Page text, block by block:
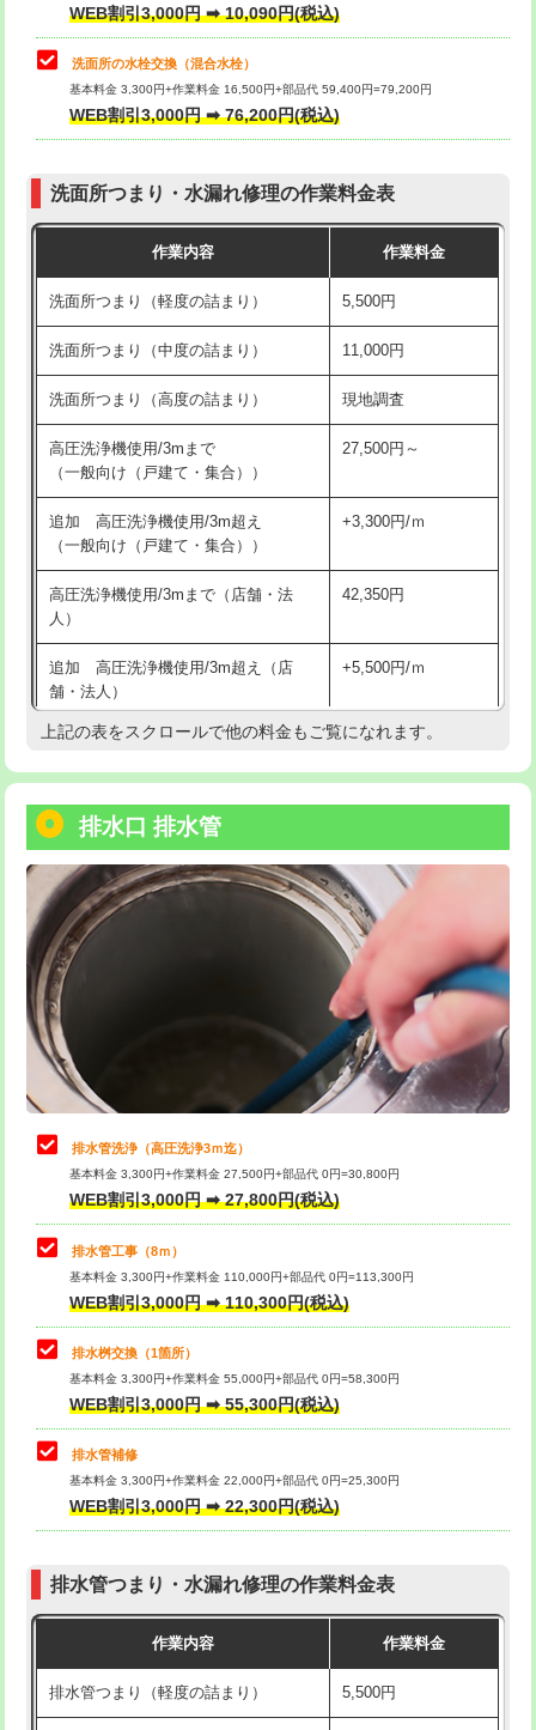
マス交換（土の掘削・埋め戻し作業）
マス交換（深さ50㎝未満）
マス交換（深さ50㎝以上）
モルタル補修（厚さ10㎝まで） 27,500円
モルタル補修（厚さ10㎝超え） 38,500円
洗面台設置 38,500円
バスタブ設置 現場見積
追加人工 16,500円
廃棄・処分
※給水管工事は20mmまでの価格です。
交換・取付(単水栓（壁付・デッキ
式）)
交換・取付(混合水栓（壁付・デッキ
式・ワンホール）)
16,500円+材料費
（P/S/ポップアップ））
交換・取付（その他部品） 11,000円+材料費
持込商品取付（単水栓） 13,200円
持込商品取付（混合水栓） 16,500円
持込商品取付（浄水器・分岐水栓） 16,500円
給水管工事※（ホール加工) 16,500円
給水管工事※（バンド止め)
給水管工事※（支持金具設置) 5,500円
給水管工事※（保温材使用（バンド止
め込み）)
5,500円
給水管工事※（土の掘削・埋め戻し作
業)
11,000円
給水管工事※（塩ビ管（VP・HI）使
用/3ｍまで)
用（追加）/3ｍ超え)
給水管工事※（ライニング鋼管・銅
管・ポリ管・HT管使用/3ｍまで)
44,000円
給水管工事※（ライニング鋼管・銅
管・ポリ管・HT管使用/3ｍ超え)
+8,800円
排水管工事（土の掘削・埋め戻し作
業）
11,000円~
排水管工事（排水管工事/3ｍまで） 55,000円
排水管工事（追加 排水管工事/3ｍ超
え）
マス交換（土の掘削・埋め戻し作業）
マス交換（深さ50㎝未満）
マス交換（深さ50㎝以上） 66,000円
コンクリート斫り（厚さ10㎝まで）
コンクリート斫り（厚さ10㎝超え）
モルタル補修（厚さ10㎝まで）
モルタル補修（厚さ10㎝超え）
追加人工 16,500円
現場見積
※給水管工事は20mmまでの価格です。
WEB割引3,000円 ➡ 10,090円(税込)
洗面所の水栓交換（混合水栓）
基本料金 3,300円+作業料金 16,500円+部品代 59,400円=79,200円
WEB割引3,000円 ➡ 76,200円(税込)
洗面所つまり・水漏れ修理の作業料金表
作業内容 作業料金
洗面所つまり（軽度の詰まり） 5,500円
洗面所つまり（中度の詰まり） 11,000円
洗面所つまり（高度の詰まり） 現地調査
高圧洗浄機使用/3mまで
（一般向け（戸建て・集合））
27,500円～
追加 高圧洗浄機使用/3m超え
（一般向け（戸建て・集合））
+3,300円/ｍ
高圧洗浄機使用/3mまで（店舗・法
人）
42,350円
追加 高圧洗浄機使用/3m超え（店
舗・法人）
+5,500円/ｍ
高度高圧洗浄換 現地調査
トーラー機使用/3mまで
追加トーラー機使用/3m超え +3,300円
カメラ調査 33,000円
桝清掃 8,800円
止水・漏水調査・防水処理・清掃・修
理・調整・分解・加工など（軽作業）
11,000円
止水・漏水調査・防水処理・清掃・修
理・調整・分解・加工など（中作業）
22,000円
止水・漏水調査・防水処理・清掃・修
理・調整・分解・加工など（重作業）
33,000円
その他部品の脱着
交換・取付（タンク） 22,000円+材料費
交換・取付(単水栓（壁付・デッキ
式）)
交換・取付(混合水栓（壁付・デッキ
式・ワンホール）)
16,500円+材料費
交換・取付(排水栓・排水トラップ
交換・取付（その他部品） 11,000円+材料費
持込商品取付（単水栓） 13,200円
持込商品取付（混合水栓） 16,500円
持込商品取付（浄水器・分岐水栓） 16,500円
上記の表をスクロールで他の料金もご覧になれます。
排水口 排水管
排水管洗浄（高圧洗浄3ｍ迄）
基本料金 3,300円+作業料金 27,500円+部品代 0円=30,800円
WEB割引3,000円 ➡ 27,800円(税込)
排水管工事（8ｍ）
基本料金 3,300円+作業料金 110,000円+部品代 0円=113,300円
WEB割引3,000円 ➡ 110,300円(税込)
排水桝交換（1箇所）
基本料金 3,300円+作業料金 55,000円+部品代 0円=58,300円
WEB割引3,000円 ➡ 55,300円(税込)
排水管補修
基本料金 3,300円+作業料金 22,000円+部品代 0円=25,300円
WEB割引3,000円 ➡ 22,300円(税込)
排水管つまり・水漏れ修理の作業料金表
作業内容 作業料金
排水管つまり（軽度の詰まり） 5,500円